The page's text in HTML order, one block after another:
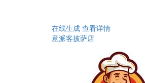
在线生成 查看详情
意派客披萨店